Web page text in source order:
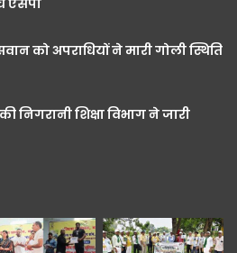
को अपराधियों ने मारी गोली स्थिति
निगरानी शिक्षा विभाग ने जारी